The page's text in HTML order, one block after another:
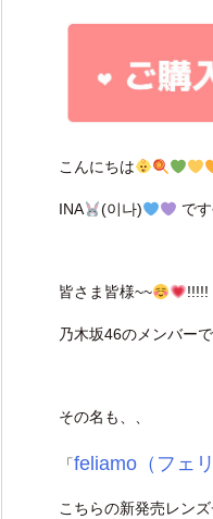
こんにちは
INA (이나) で
皆さま皆様~~ !!!!!
乃木坂46のメンバー
その名も、、
「feliamo（フェ
こちらの新発売レン